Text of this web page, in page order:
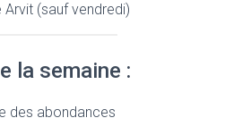
Arvit (sauf vendredi)
la semaine :
des abondances